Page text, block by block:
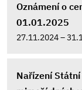
Oznámení o
01.01.2025
27.11.2024 –
Nařízení